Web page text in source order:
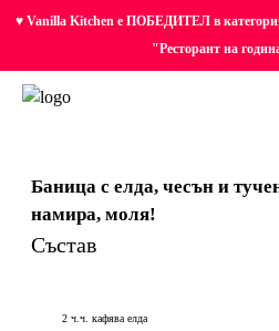
♥ Vanilla Kitchen е ПОБЕДИТЕЛ в
"Ресторант на
Баница с елда, чесън и
намира, моля!
Състав
2 ч.ч. кафява елда